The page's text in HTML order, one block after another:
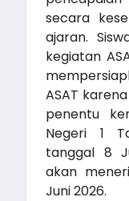
secara
ajaran.
kegiatan
ASAT
penentu
Negeri 1
tanggal 8
akan
Juni 2026.